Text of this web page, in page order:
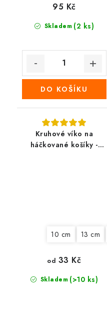
Skladem (2 ks)
95 Kč
DO KOŠÍKU
Kruhové víko na
háčkované košíky -
10 cm 13 cm
Skladem (>10 ks)
od 33 Kč